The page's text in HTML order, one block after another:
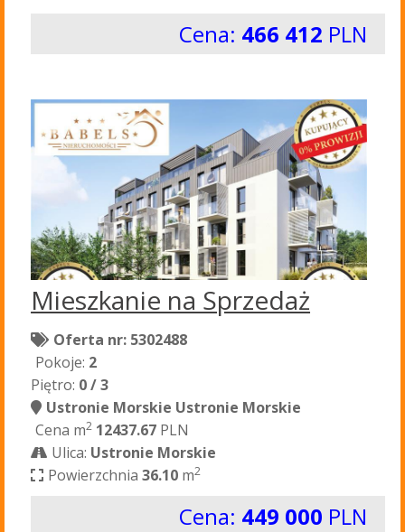
Cena: 466 412 PLN
Mieszkanie na Sprzedaż
Oferta nr: 5302488
Pokoje: 2
Piętro: 0 / 3
Ustronie Morskie Ustronie Morskie
Cena m2 12437.67 PLN
Ulica: Ustronie Morskie
Powierzchnia36.10 m2
Cena: 449 000 PLN